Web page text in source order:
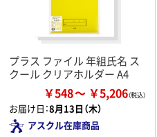
プラス ファイル 年組氏名 ス
クール クリアホルダー A4
￥548 ￥5,206
お届け日：8月13日（木）
アスクル在庫商品